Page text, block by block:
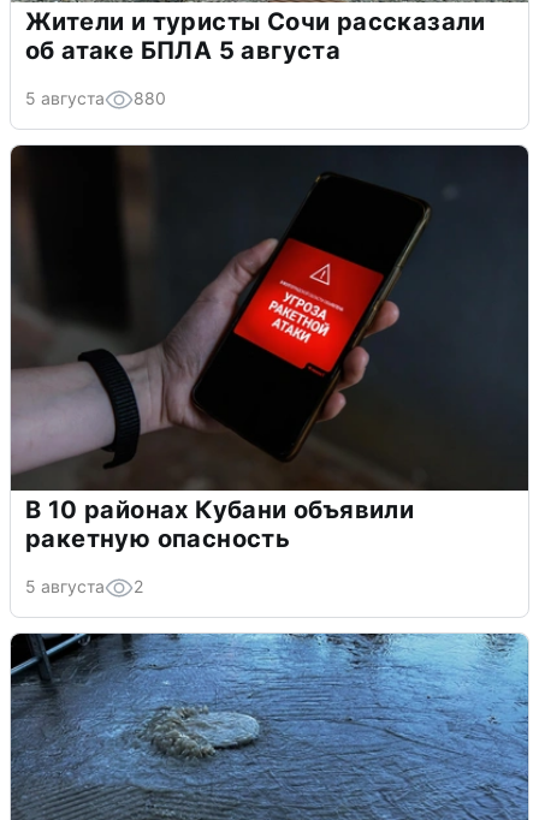
Жители и туристы Сочи рассказали
об атаке БПЛА 5 августа
5 августа 880
В 10 районах Кубани объявили
ракетную опасность
5 августа 2